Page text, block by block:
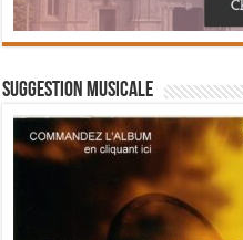
Suggestion musicale